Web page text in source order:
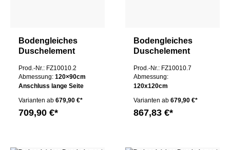
Bodengleiches
Duschelement
Anschluss lange
Seite "Fundo
Plano" von wedi mit
integriertem Ablauf
Prod.-Nr.: FZ10010.2
Abmessung: 120×90cm
Anschluss lange Seite
Varianten ab 679,90 €*
709,90 €*
Bodengleiches
Duschelement
Plano" von wedi mit
integriertem Ablauf
Prod.-Nr.: FZ10010.7
Abmessung:
120x120cm
Varianten ab 679,90 €*
867,83 €*